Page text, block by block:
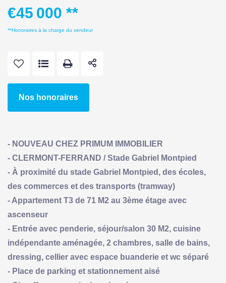
€45 000 **
**Honoraires à la charge du vendeur
Nos honoraires
- NOUVEAU CHEZ PRIMUM IMMOBILIER
- CLERMONT-FERRAND / Stade Gabriel Montpied
- À proximité du stade Gabriel Montpied, des écoles,
des commerces et des transports (tramway)
- Appartement T3 de 71 M2 au 3ème étage avec
ascenseur
- Entrée avec penderie, séjour/salon 30 M2, cuisine
indépendante aménagée, 2 chambres, salle de bains,
dressing, cellier avec espace buanderie et wc séparé
- Place de parking et stationnement aisé